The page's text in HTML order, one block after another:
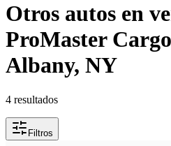
Otros autos en
ProMaster
Albany, NY
4 resultados
Filtros